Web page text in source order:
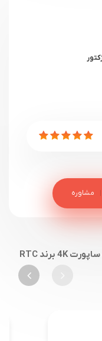
مشاوره
محصولات مشابه کابل HDMI با قابلیت ساپورت 4K برند RTC